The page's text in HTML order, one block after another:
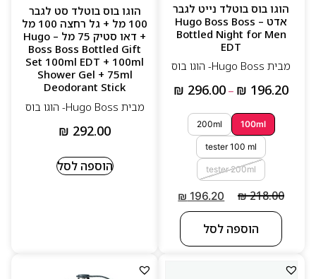
הוגו בוס בוטלד נייט לגבר
אדט – Hugo Boss Boss
Bottled Night for Men
EDT
מבית Hugo Boss- הוגו בוס
₪ 196.20
–
₪ 296.00
100ml
200ml
tester 100 ml
tester 200ml
₪218.00
₪ 196.20
הוספה לסל
הוגו בוס בוטלד סט לגבר
100 מל + גל רחצה 100 מל
+ דאו סטיק 75 מל – Hugo
Boss Boss Bottled Gift
Set 100ml EDT + 100ml
Shower Gel + 75ml
Deodorant Stick
מבית Hugo Boss- הוגו בוס
₪ 292.00
הוספה לסל